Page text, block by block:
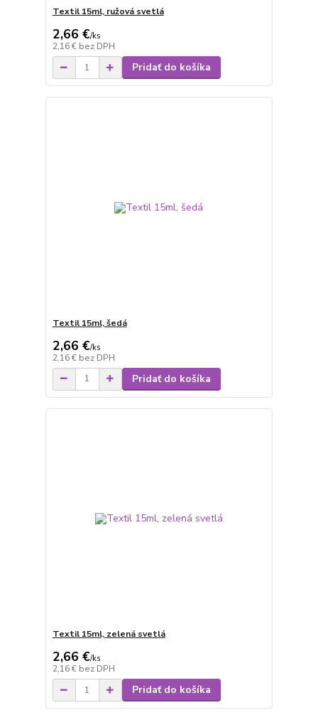
Textil 15ml, ružová svetlá
2,66 €/ks
2,16 € bez DPH
Pridať do košíka
Textil 15ml, šedá
2,66 €/ks
2,16 € bez DPH
Pridať do košíka
Textil 15ml, zelená svetlá
2,66 €/ks
2,16 € bez DPH
Pridať do košíka